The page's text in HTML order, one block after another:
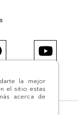
la mejor
el sitio estas
acerca de